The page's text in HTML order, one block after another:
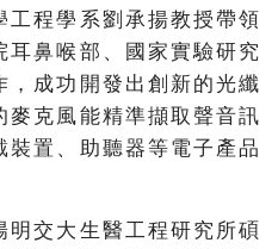
工程學系劉承揚教授帶領
耳鼻喉部、國家實驗研究
，成功開發出創新的光纖
麥克風能精準擷取聲音訊
置、助聽器等電子產品
交大生醫工程研究所碩